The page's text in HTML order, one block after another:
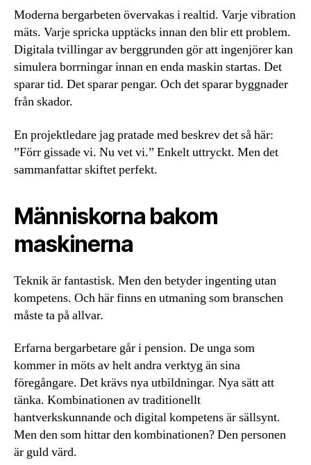
Moderna bergarbeten övervakas i realtid. Varje vibration
mäts. Varje spricka upptäcks innan den blir ett problem.
Digitala tvillingar av berggrunden gör att ingenjörer kan
simulera borrningar innan en enda maskin startas. Det
sparar tid. Det sparar pengar. Och det sparar byggnader
från skador.
En projektledare jag pratade med beskrev det så här:
”Förr gissade vi. Nu vet vi.” Enkelt uttryckt. Men det
sammanfattar skiftet perfekt.
Människorna bakom
maskinerna
Teknik är fantastisk. Men den betyder ingenting utan
kompetens. Och här finns en utmaning som branschen
måste ta på allvar.
Erfarna bergarbetare går i pension. De unga som
kommer in möts av helt andra verktyg än sina
föregångare. Det krävs nya utbildningar. Nya sätt att
tänka. Kombinationen av traditionellt
hantverkskunnande och digital kompetens är sällsynt.
Men den som hittar den kombinationen? Den personen
är guld värd.